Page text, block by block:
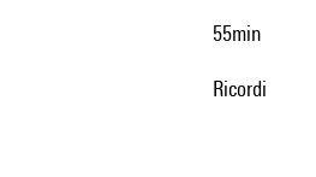
55min
Ricordi